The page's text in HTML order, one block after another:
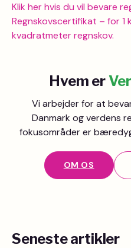
Klik her hvis du vil bevare
Regnskovscertifikat – for 1
kvadratmeter regnskov.
Hvem er
Vi arbejder for at
Danmark og verdens
fokusområder er
OM OS
Seneste artikler